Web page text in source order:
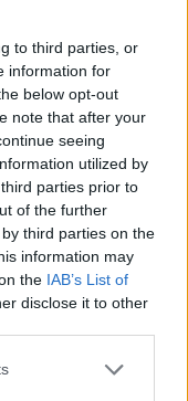
to third parties, or
information for
below opt-out
note that after your
seeing
utilized by
parties prior to
of the further
third parties on the
information may
the IAB’s List of
disclose it to other
για το